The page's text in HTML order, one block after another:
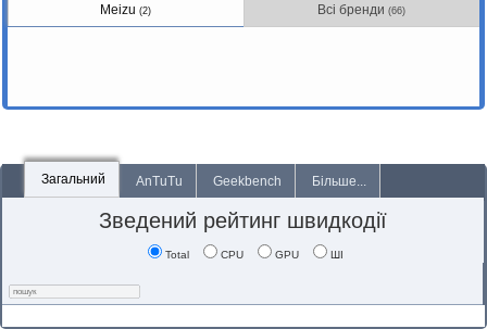
Meizu(2) Всі бренди(66)
Загальний AnTuTu Geekbench Більше...
Зведений рейтинг швидкодії
Total CPU GPU ШІ